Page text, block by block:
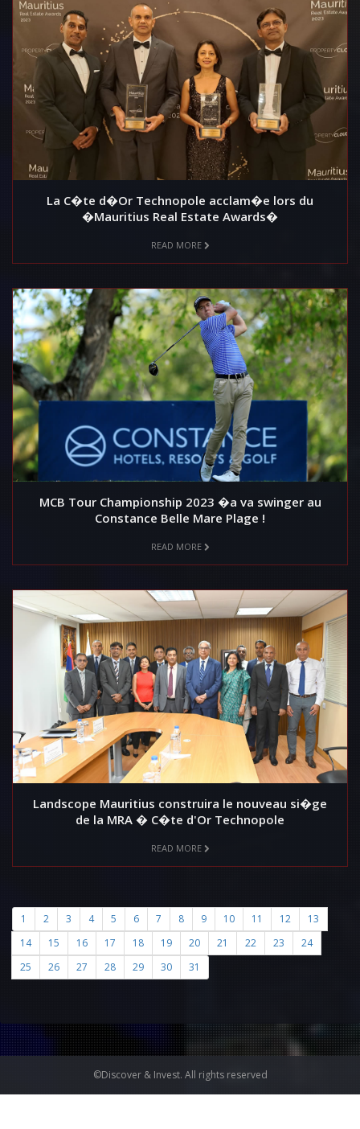
La C�te d�Or Technopole acclam�e lors du
�Mauritius Real Estate Awards�
READ MORE
MCB Tour Championship 2023 �a va swinger au
Constance Belle Mare Plage !
READ MORE
Landscope Mauritius construira le nouveau si�ge
de la MRA � C�te d'Or Technopole
READ MORE
1 2 3 4 5 6 7 8 9 10 11 12
13
14
15 16 17 18 19 20 21 22 23
24
25
26 27 28 29 30 31
©Discover & Invest. All rights reserved